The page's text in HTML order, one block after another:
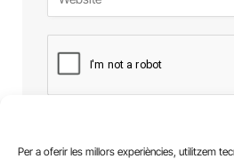
Per a oferir les millors experiències, utilitzem